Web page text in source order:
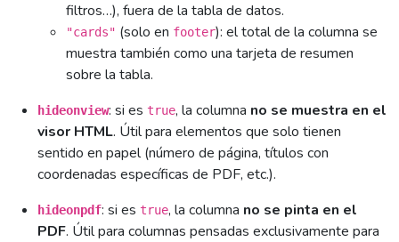
filtros…), fuera de la tabla de datos.
"cards" (solo en footer): el total de la columna se
muestra también como una tarjeta de resumen
sobre la tabla.
hideonview: si es true, la columna no se muestra en el
visor HTML. Útil para elementos que solo tienen
sentido en papel (número de página, títulos con
coordenadas específicas de PDF, etc.).
hideonpdf: si es true, la columna no se pinta en el
PDF. Útil para columnas pensadas exclusivamente para